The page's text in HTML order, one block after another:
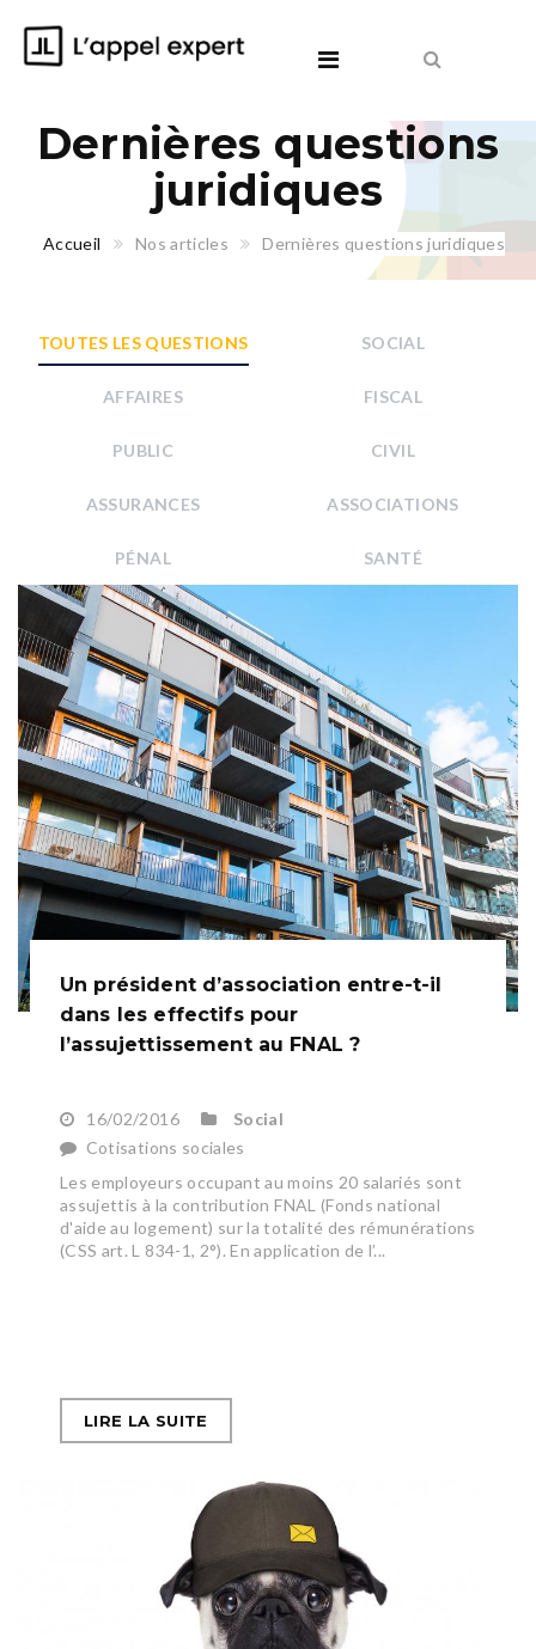
Dernières questions
juridiques
Accueil Nos articles Dernières questions juridiques
TOUTES LES QUESTIONS SOCIAL
AFFAIRES FISCAL
PUBLIC CIVIL
ASSURANCES ASSOCIATIONS
PÉNAL SANTÉ
Un président d’association entre-t-il
dans les effectifs pour
l’assujettissement au FNAL ?
16/02/2016
Social
Cotisations sociales
Les employeurs occupant au moins 20 salariés sont
assujettis à la contribution FNAL (Fonds national
d'aide au logement) sur la totalité des rémunérations
(CSS art. L 834-1, 2°). En application de l’...
LIRE LA SUITE